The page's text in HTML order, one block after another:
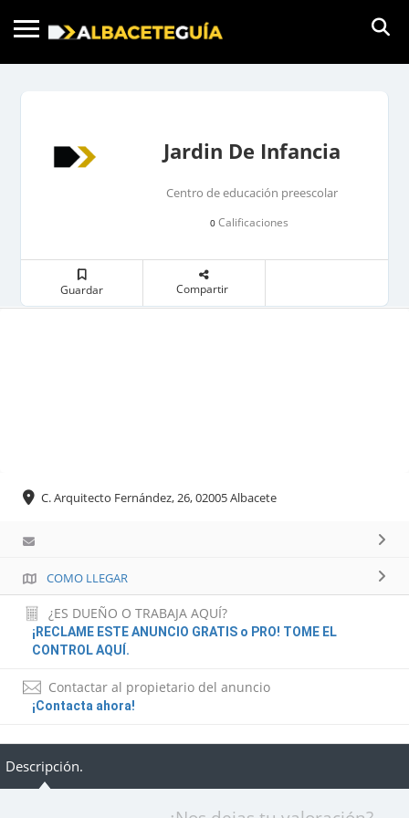
Jardin De Infancia
Centro de educación preescolar
0Calificaciones
Guardar Compartir
C. Arquitecto Fernández, 26, 02005 Albacete
COMO LLEGAR
¿ES DUEÑO O TRABAJA AQUÍ?
¡RECLAME ESTE ANUNCIO GRATIS o PRO! TOME EL
CONTROL AQUÍ.
Contactar al propietario del anuncio
¡Contacta ahora!
Descripción.